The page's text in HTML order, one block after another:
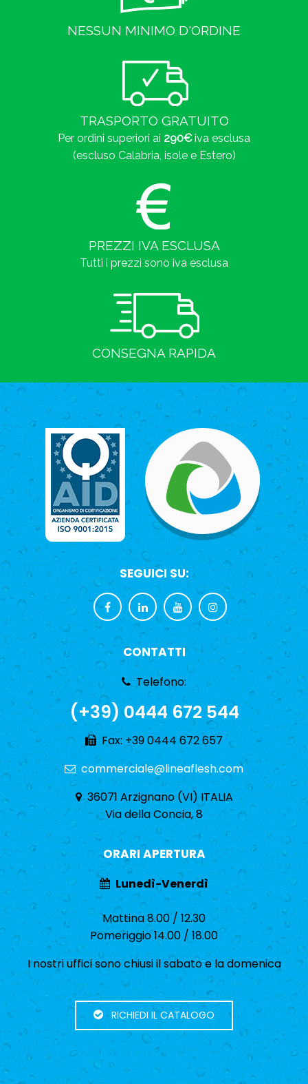
NESSUN MINIMO D'ORDINE
TRASPORTO GRATUITO
Per ordini superiori ai 290€iva esclusa
(escluso Calabria, isole e Estero)
PREZZI IVA ESCLUSA
Tutti i prezzi sono iva esclusa
CONSEGNA RAPIDA
SEGUICI SU:
CONTATTI
Telefono:
(+39) 0444 672 544
Fax: +39 0444 672 657
commerciale@lineaflesh.com
36071 Arzignano (VI) ITALIA
Via della Concia, 8
ORARI APERTURA
Lunedì-Venerdì
Mattina 8.00 / 12.30
Pomeriggio 14.00 / 18.00
I nostri uffici sono chiusi il sabato e la domenica
RICHIEDI IL CATALOGO